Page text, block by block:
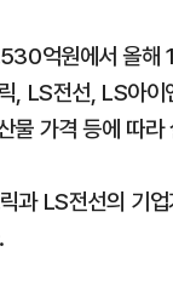
530억원에서 올
, LS전선, LS아
물 가격 등에 따
과 LS전선의 기